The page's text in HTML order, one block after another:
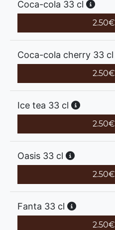
Coca-cola 33 cl
2.50€
Coca-cola cherry 33 cl
2.50€
Ice tea 33 cl
2.50€
Oasis 33 cl
2.50€
Fanta 33 cl
2.50€